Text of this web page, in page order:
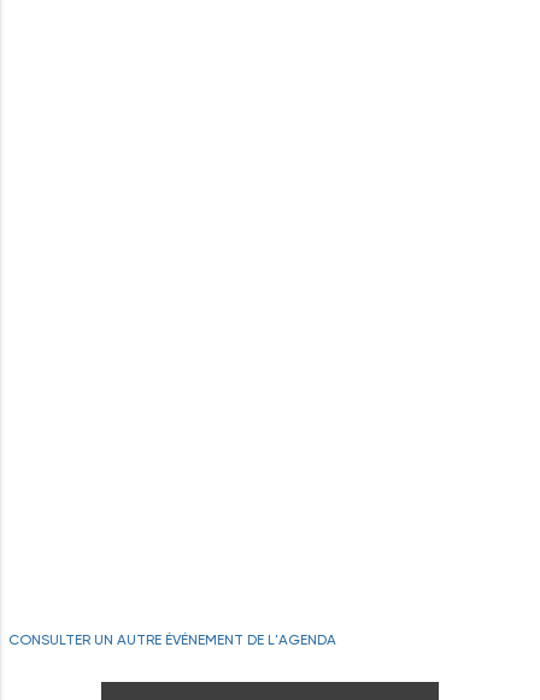
CONSULTER UN AUTRE ÉVÉNEMENT DE L'AGENDA